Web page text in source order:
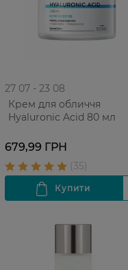
27 07 - 23 08
Крем для обличчя
Hyaluronic Acid 80 мл
679,99 ГРН